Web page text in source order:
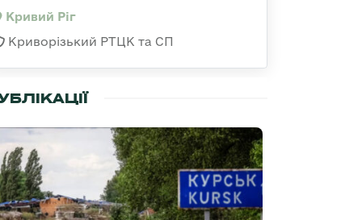
Кривий Ріг
Криворізький РТЦК та СП